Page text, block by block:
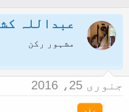
ض
و
ک
ا
عبداللہ
مشہور رکن
جنوری 25، 2016